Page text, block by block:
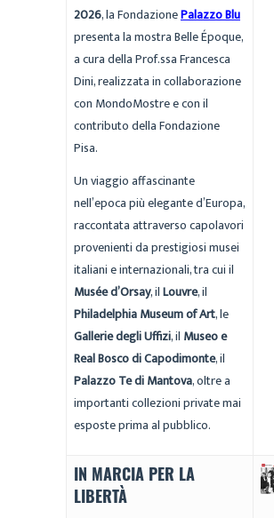
2026, la FondazionePalazzo Blu
presenta la mostra Belle Époque,
a cura della Prof.ssa Francesca
Dini, realizzata in collaborazione
con MondoMostre e con il
contributo della Fondazione
Pisa.
Un viaggio affascinante
nell’epoca più elegante d’Europa,
raccontata attraverso capolavori
provenienti da prestigiosi musei
italiani e internazionali, tra cui il
Musée d’Orsay, ilLouvre, il
Philadelphia Museum of Art, le
Gallerie degli Uffizi, il Museo e
Real Bosco di Capodimonte, il
Palazzo Te di Mantova, oltre a
importanti collezioni private mai
esposte prima al pubblico.
IN MARCIA PER LA
LIBERTÀ